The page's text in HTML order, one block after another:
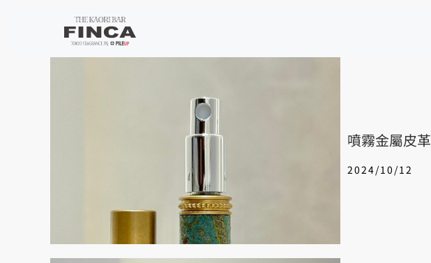
噴霧金屬皮
2024/10/12